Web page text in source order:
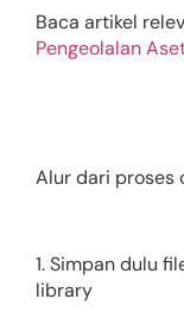
Baca artikel
Pengeolalan
Alur dari proses
1. Simpan dulu
library